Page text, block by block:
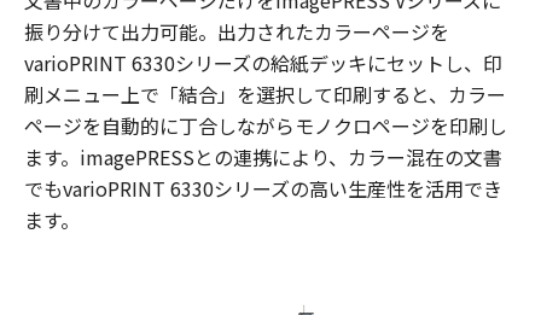
振り分けて出力可能。出力されたカラーページを
varioPRINT 6330シリーズの給紙デッキにセットし、印
刷メニュー上で「結合」を選択して印刷すると、カラー
ページを自動的に丁合しながらモノクロページを印刷し
ます。imagePRESSとの連携により、カラー混在の文書
でもvarioPRINT 6330シリーズの高い生産性を活用でき
ます。